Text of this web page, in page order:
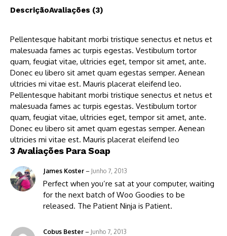
DescriçãoAvaliações (3)
Pellentesque habitant morbi tristique senectus et netus et
malesuada fames ac turpis egestas. Vestibulum tortor
quam, feugiat vitae, ultricies eget, tempor sit amet, ante.
Donec eu libero sit amet quam egestas semper. Aenean
ultricies mi vitae est. Mauris placerat eleifend leo.
Pellentesque habitant morbi tristique senectus et netus et
malesuada fames ac turpis egestas. Vestibulum tortor
quam, feugiat vitae, ultricies eget, tempor sit amet, ante.
Donec eu libero sit amet quam egestas semper. Aenean
ultricies mi vitae est. Mauris placerat eleifend leo
3 Avaliações ParaSoap
James Koster– Junho 7, 2013
Perfect when you’re sat at your computer, waiting
for the next batch of Woo Goodies to be
released. The Patient Ninja is Patient.
Cobus Bester– Junho 7, 2013